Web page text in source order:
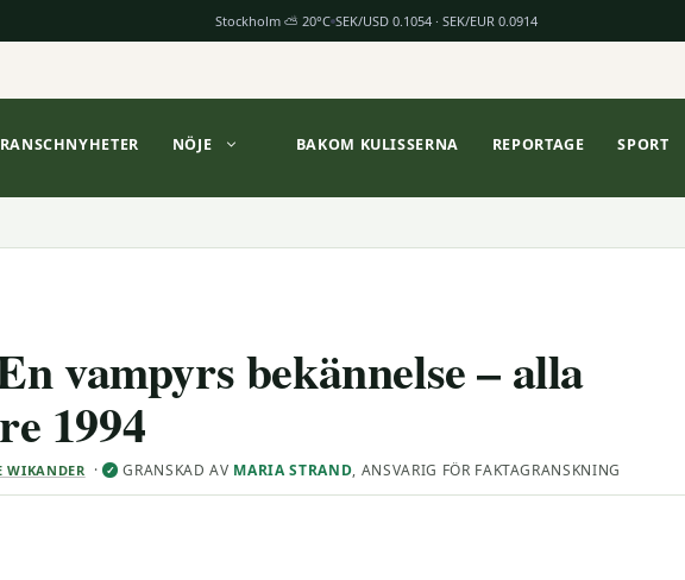
Stockholm ⛅ 20°C SEK/USD 0.1054 · SEK/EUR 0.0914
NÖJE BAKOM KULISSERNA REPORTAGE SPORT
vampyrs bekännelse – alla
1994
WIKANDER ·✓ GRANSKAD AV MARIA STRAND, ANSVARIG FÖR FAKTAGRANSKNING